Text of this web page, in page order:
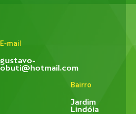
E-mail
gustavo-
obuti@hotmail.com
Bairro
Jardim
Lindóia